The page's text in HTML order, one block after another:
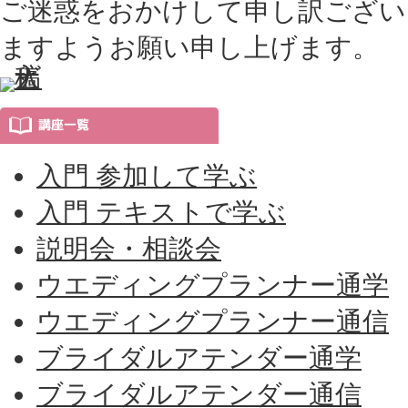
ご迷惑をおかけして申し訳ござ
ますようお願い申し上げます。
入門 参加して学ぶ
入門 テキストで学ぶ
説明会・相談会
ウエディングプランナー通学
ウエディングプランナー通信
ブライダルアテンダー通学
ブライダルアテンダー通信